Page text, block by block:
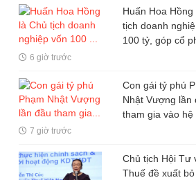
phải lúc nào
Huấn Hoa Hồng
tịch doanh
100 tỷ, góp cổ
6 giờ trước
Con gái tỷ phú
Nhật Vượng lần
tham gia vào hệ
7 giờ trước
Chủ tịch Hội Tư
Thuế đề xuất